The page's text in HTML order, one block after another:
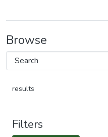
Browse
results
Filters